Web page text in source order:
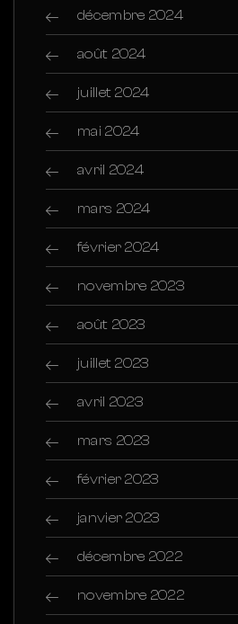
décembre 2024
août 2024
juillet 2024
mai 2024
avril 2024
mars 2024
février 2024
novembre 2023
août 2023
juillet 2023
avril 2023
mars 2023
février 2023
janvier 2023
décembre 2022
novembre 2022